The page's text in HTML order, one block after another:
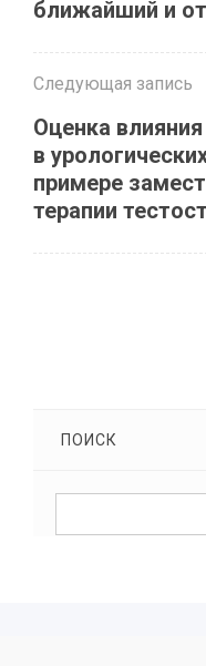
ближайший и
Следующая запись
Оценка
в
примере
терапии
ПОИСК